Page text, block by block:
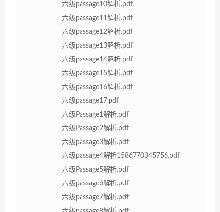
六级passage10解析.pdf
六级passage11解析.pdf
六级passage12解析.pdf
六级passage13解析.pdf
六级passage14解析.pdf
六级passage15解析.pdf
六级passage16解析.pdf
六级passage17.pdf
六级Passage1解析.pdf
六级Passage2解析.pdf
六级passage3解析.pdf
六级passage4解析1586770345756.pdf
六级Passage5解析.pdf
六级passage6解析.pdf
六级passage7解析.pdf